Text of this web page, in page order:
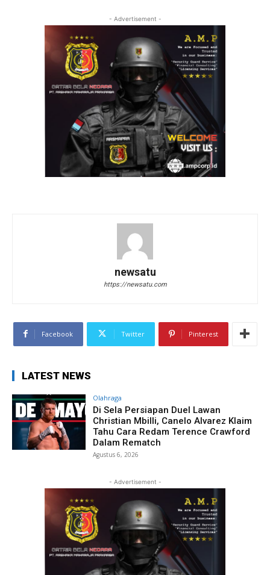
- Advertisement -
newsatu
https://newsatu.com
Facebook Twitter Pinterest
LATEST NEWS
Olahraga
Di Sela Persiapan Duel Lawan
Christian Mbilli, Canelo Alvarez Klaim
Tahu Cara Redam Terence Crawford
Dalam Rematch
Agustus 6, 2026
- Advertisement -